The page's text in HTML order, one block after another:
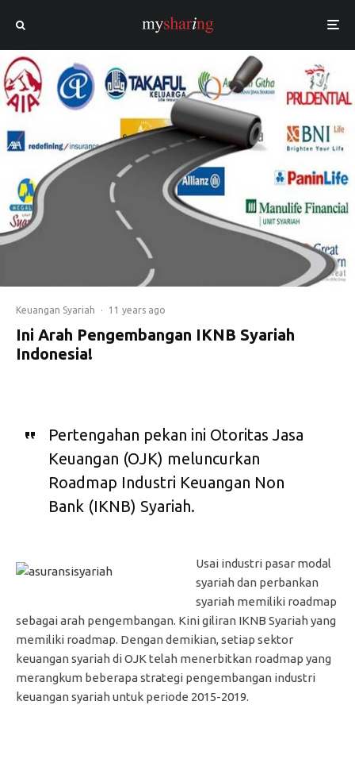
Keuangan Syariah · 11 years ago
Ini Arah Pengembangan IKNB Syariah
Indonesia!
Pertengahan pekan ini Otoritas Jasa
Keuangan (OJK) meluncurkan
Roadmap Industri Keuangan Non
Bank (IKNB) Syariah.
Usai industri pasar modal
syariah dan perbankan
syariah memiliki roadmap
sebagai arah pengembangan. Kini giliran IKNB Syariah yang
memiliki roadmap. Dengan demikian, setiap sektor
keuangan syariah di OJK telah menerbitkan roadmap yang
merangkum beberapa strategi pengembangan industri
keuangan syariah untuk periode 2015-2019.